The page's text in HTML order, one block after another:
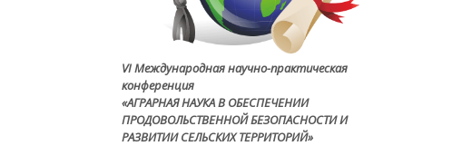
VI Международная научно-практическая
конференция
«АГРАРНАЯ НАУКА В ОБЕСПЕЧЕНИИ
ПРОДОВОЛЬСТВЕННОЙ БЕЗОПАСНОСТИ И
РАЗВИТИИ СЕЛЬСКИХ ТЕРРИТОРИЙ»